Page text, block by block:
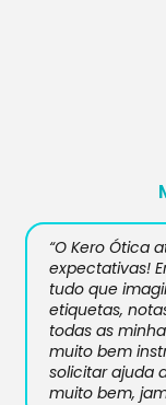
“O Kero Ótica
expectativas!
tudo que
etiquetas,
todas as
muito bem
solicitar ajuda
muito bem,